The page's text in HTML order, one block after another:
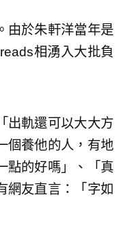
由於朱軒洋當年是
相湧入大批負
出軌還可以大大方
個養他的人，有地
點的好嗎」、「真
網友直言：「字如